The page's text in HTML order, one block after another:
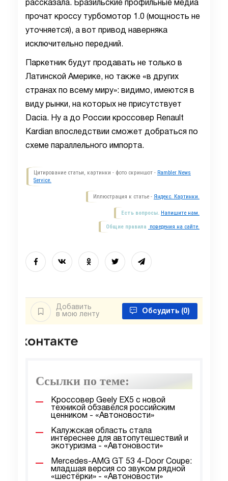
рассказала. Бразильские профильные медиа
прочат кроссу турбомотор 1.0 (мощность не
уточняется), а вот привод наверняка
исключительно передний.
Паркетник будут продавать не только в
Латинской Америке, но также «в других
странах по всему миру»: видимо, имеются в
виду рынки, на которых не присутствует
Dacia. Ну а до России кроссовер Renault
Kardian впоследствии сможет добраться по
схеме параллельного импорта.
Цитирование статьи, картинки - фото скриншот - Rambler News
Service.
Иллюстрация к статье - Яндекс. Картинки.
Есть вопросы. Напишите нам.
Общие правила поведения на сайте.
Добавить
в мою ленту
Обсудить (0)
Ссылки по теме:
Кроссовер Geely EX5 с новой
техникой обзавёлся российским
ценником - «Автоновости»
Калужская область стала
интереснее для автопутешествий и
экотуризма - «Автоновости»
Mercedes-AMG GT 53 4-Door Coupe:
младшая версия со звуком рядной
«шестёрки» - «Автоновости»